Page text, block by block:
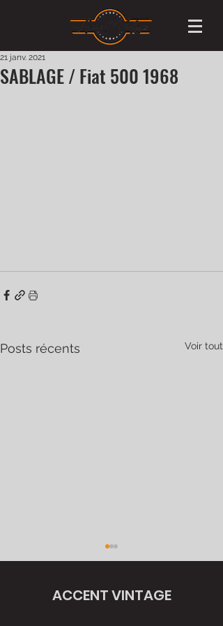
SABLAGE / Fiat 500 1968
21 janv. 2021
Posts récents Voir tout
ACCENT VINTAGE